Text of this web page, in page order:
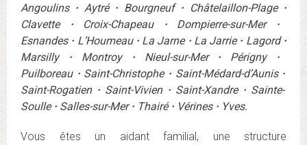
Angoulins · Aytré · Bourgneuf · Châtelaillon-Plage ·
Clavette
·Croix-Chapeau ·Dompierre-sur-Mer
·
Esnandes · L’Houmeau ·La Jarne ·La Jarrie · Lagord ·
Marsilly
·Montroy ·Nieul-sur-Mer · Périgny ·
Puilboreau ·Saint-Christophe · Saint-Médard-d’Aunis ·
Saint-Rogatien · Saint-Vivien · Saint-Xandre · Sainte-
Soulle · Salles-sur-Mer· Thairé · Vérines · Yves.
Vous êtes un aidant familial, une structure